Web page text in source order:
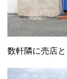
数軒隣に売店